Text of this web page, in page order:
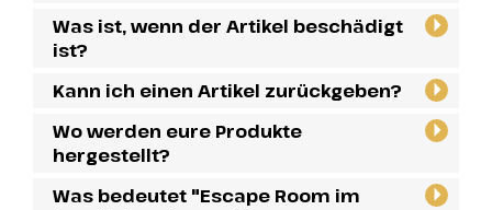
Was ist, wenn der Artikel beschädigt
ist?
Kann ich einen Artikel zurückgeben?
Wo werden eure Produkte
hergestellt?
Was bedeutet "Escape Room im